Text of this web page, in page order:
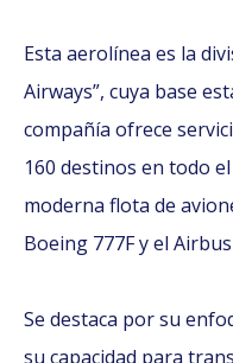
Esta aerolínea es la
Airways”, cuya base
compañía ofrece
160 destinos en todo
moderna flota de
Boeing 777F y el Airbus
Se destaca por su
su capacidad para